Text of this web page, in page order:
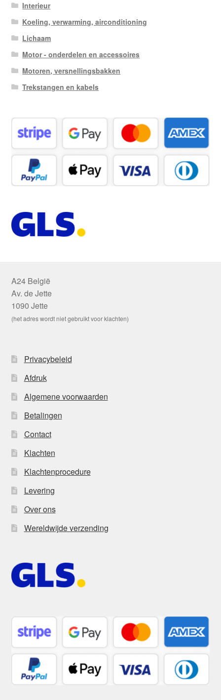
Interieur
Koeling, verwarming, airconditioning
Lichaam
Motor - onderdelen en accessoires
Motoren, versnellingsbakken
Trekstangen en kabels
A24 België
Av. de Jette
1090 Jette
(het adres wordt niet gebruikt voor klachten)
Privacybeleid
Afdruk
Algemene voorwaarden
Betalingen
Contact
Klachten
Klachtenprocedure
Levering
Over ons
Wereldwijde verzending